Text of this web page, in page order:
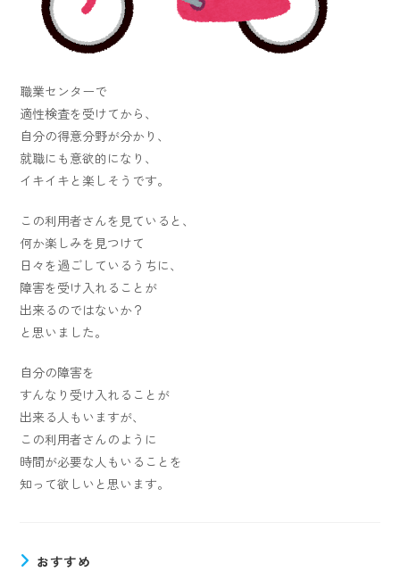
職業センターで
適性検査を受けてから、
自分の得意分野が分かり、
就職にも意欲的になり、
イキイキと楽しそうです。
この利用者さんを見ていると、
何か楽しみを見つけて
日々を過ごしているうちに、
障害を受け入れることが
出来るのではないか？
と思いました。
自分の障害を
すんなり受け入れることが
出来る人もいますが、
この利用者さんのように
時間が必要な人もいることを
知って欲しいと思います。
おすすめ